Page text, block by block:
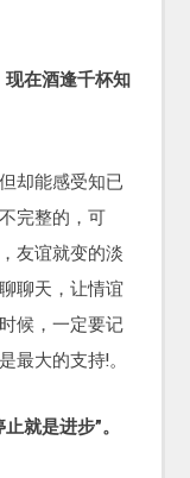
在酒逢千杯知
却能感受知已
完整的，可
友谊就变的淡
聊天，让情谊
候，一定要记
最大的支持!。
就是进步”。